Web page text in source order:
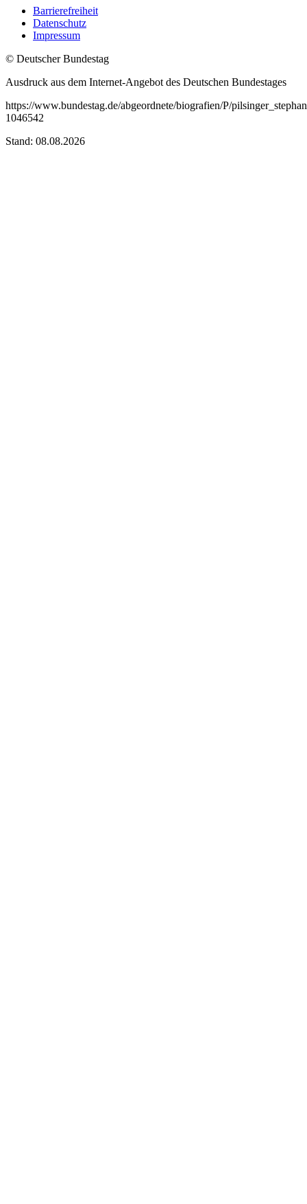
Barrierefreiheit
Datenschutz
Impressum
© Deutscher Bundestag
Ausdruck aus dem Internet-Angebot des Deutschen Bundestages
https://www.bundestag.de/abgeordnete/biografien/P/
1046542
Stand: 08.08.2026